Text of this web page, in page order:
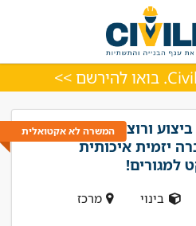
המשרה לא אקטואלית
ורוצה
יזמית איכותית
למגורים!
בינוי מרכז